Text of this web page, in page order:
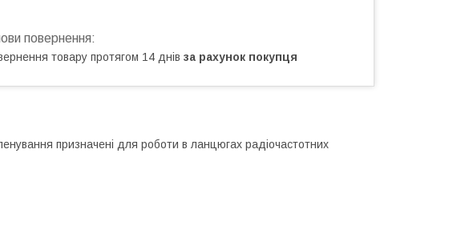
товару протягом 14 днів за рахунок покупця
призначені для роботи в ланцюгах радіочастотних